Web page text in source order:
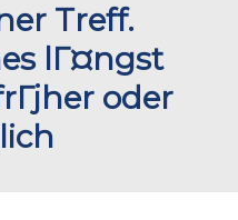
Treff.
lГ¤ngst
oder